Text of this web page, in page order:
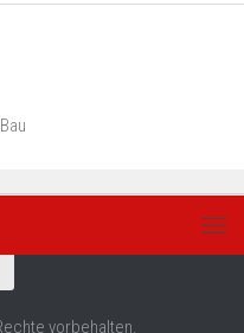
vorbehalten.